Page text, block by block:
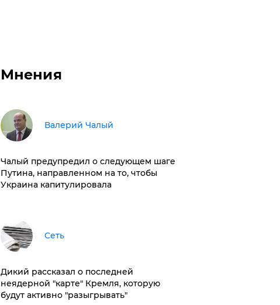
Мнения
Валерий Чалый
Чалый предупредил о следующем шаге
Путина, направленном на то, чтобы
Украина капитулировала
Сеть
Дикий рассказал о последней
неядерной "карте" Кремля, которую
будут активно "разыгрывать"